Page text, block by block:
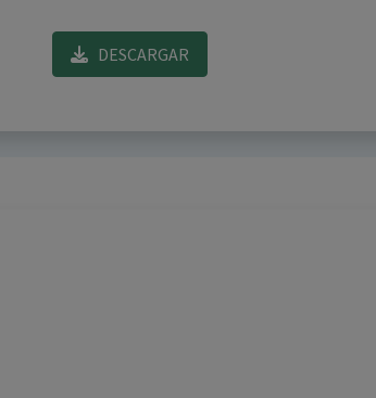
DESCARGAR